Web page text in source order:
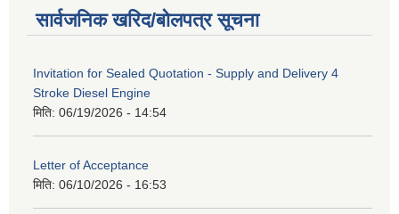
सार्वजनिक खरिद/बोलपत्र सूचना
Invitation for Sealed Quotation - Supply and Delivery 4
Stroke Diesel Engine
मिति: 06/19/2026 - 14:54
Letter of Acceptance
मिति: 06/10/2026 - 16:53